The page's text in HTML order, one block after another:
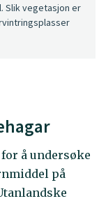
Slik vegetasjon er
å undersøke
på